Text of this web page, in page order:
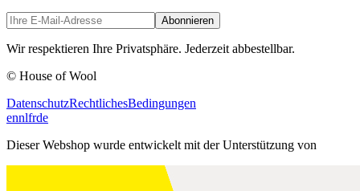
Abonnieren
Wir respektieren Ihre Privatsphäre. Jederzeit abbestellbar.
© House of Wool
DatenschutzRechtlichesBedingungen
ennlfrde
Dieser Webshop wurde entwickelt mit der Unterstützung von